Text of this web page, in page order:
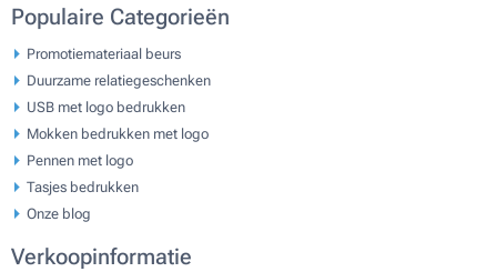
Populaire Categorieën
Promotiemateriaal beurs
Duurzame relatiegeschenken
USB met logo bedrukken
Mokken bedrukken met logo
Pennen met logo
Tasjes bedrukken
Onze blog
Verkoopinformatie